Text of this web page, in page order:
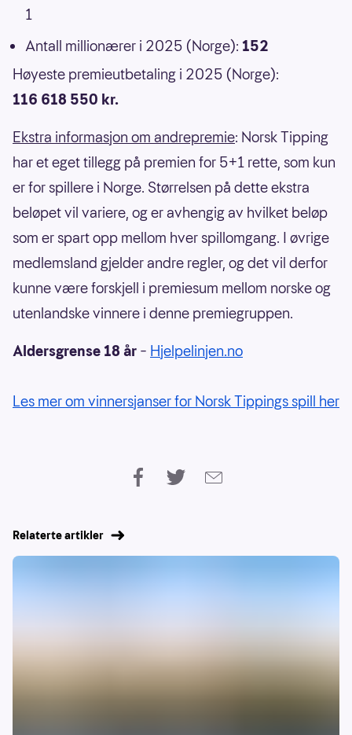
1
Antall millionærer i 2025 (Norge): 152
Høyeste premieutbetaling i 2025 (Norge):
116 618 550 kr.
Ekstra informasjon om andrepremie: Norsk Tipping
har et eget tillegg på premien for 5+1 rette, som kun
er for spillere i Norge. Størrelsen på dette ekstra
beløpet vil variere, og er avhengig av hvilket beløp
som er spart opp mellom hver spillomgang. I øvrige
medlemsland gjelder andre regler, og det vil derfor
kunne være forskjell i premiesum mellom norske og
utenlandske vinnere i denne premiegruppen.
Aldersgrense 18 år – Hjelpelinjen.no
Les mer om vinnersjanser for Norsk Tippings spill her
Relaterte artikler